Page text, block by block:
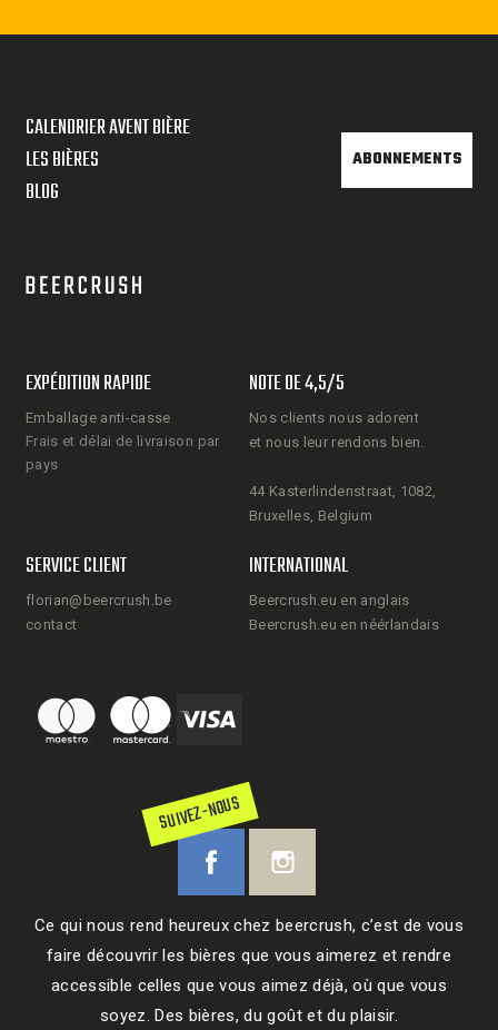
CALENDRIER AVENT BIÈRE
LES BIÈRES
BLOG
ABONNEMENTS
EXPÉDITION RAPIDE
Emballage anti-casse
Frais et délai de livraison par
pays
NOTE DE 4,5/5
Nos clients nous adorent
et nous leur rendons bien.
44 Kasterlindenstraat, 1082,
Bruxelles, Belgium
SERVICE CLIENT
florian@beercrush.be
contact
INTERNATIONAL
Beercrush.eu en anglais
Beercrush.eu en néérlandais
SUIVEZ-NOUS
Ce qui nous rend heureux chez beercrush, c’est de vous
faire découvrir les bières que vous aimerez et rendre
accessible celles que vous aimez déjà, où que vous
soyez. Des bières, du goût et du plaisir.